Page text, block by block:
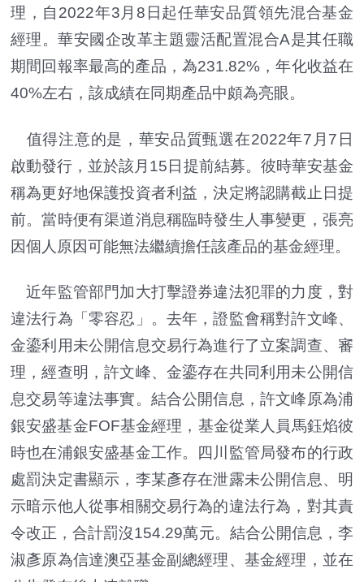
理，自2022年3月8日起任華安品質領先混合基金
經理。華安國企改革主題靈活配置混合A是其任職
期間回報率最高的產品，為231.82%，年化收益在
40%左右，該成績在同期產品中頗為亮眼。
值得注意的是，華安品質甄選在2022年7月7日
啟動發行，並於該月15日提前結募。彼時華安基金
稱為更好地保護投資者利益，決定將認購截止日提
前。當時便有渠道消息稱臨時發生人事變更，張亮
因個人原因可能無法繼續擔任該產品的基金經理。
近年監管部門加大打擊證券違法犯罪的力度，對
違法行為「零容忍」。去年，證監會稱對許文峰、
金鎏利用未公開信息交易行為進行了立案調查、審
理，經查明，許文峰、金鎏存在共同利用未公開信
息交易等違法事實。結合公開信息，許文峰原為浦
銀安盛基金FOF基金經理，基金從業人員馬鈺焰彼
時也在浦銀安盛基金工作。四川監管局發布的行政
處罰決定書顯示，李某彥存在泄露未公開信息、明
示暗示他人從事相關交易行為的違法行為，對其責
令改正，合計罰沒154.29萬元。結合公開信息，李
淑彥原為信達澳亞基金副總經理、基金經理，並在